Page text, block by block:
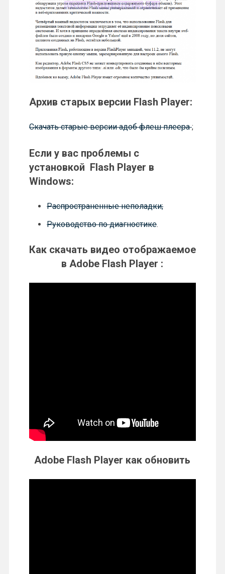
Архив старых версии Flash Player:
Скачать старые версии адоб флеш плеера;
Если у вас проблемы с
установкой Flash Player в
Windows:
Распространенные неполадки;
Руководство по диагностике.
Как скачать видео отображаемое
в Adobe Flash Player :
Adobe Flash Player как обновить